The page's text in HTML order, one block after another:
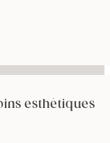
esthétiques